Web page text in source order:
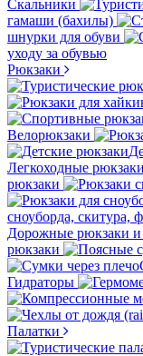
Скальники
гамаши (бахилы)
шнурки для обуви
уходу за обувью
Рюкзаки
Велорюкзаки
Легкоходные рюкзаки
рюкзаки
сноуборда, скитура,
Дорожные рюкзаки и
рюкзаки
Гидраторы
Палатки